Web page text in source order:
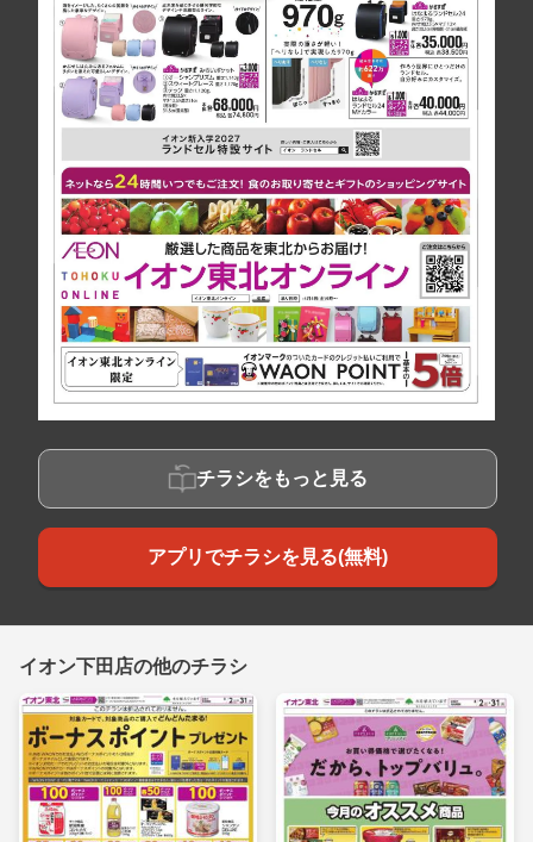
チラシをもっと見る
アプリでチラシを見る(無料)
イオン下田店の他のチラシ